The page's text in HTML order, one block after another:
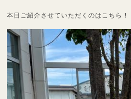
本日ご紹介させていただくのはこちら！